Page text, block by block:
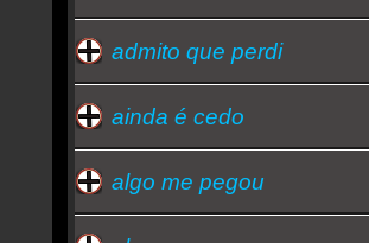
admito que perdi
ainda é cedo
algo me pegou